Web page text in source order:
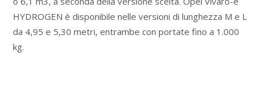
HYDROGEN è disponibile nelle versioni di lunghezza M e L
da 4,95 e 5,30 metri, entrambe con portate fino a 1.000
kg.